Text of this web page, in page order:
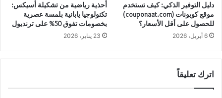
دليل التوفير الذكي: كيف تستخدم
موقع كوبونات (couponaat.com)
للحصول على أقل الأسعار؟
6 أبريل، 2026
أحذية رياضية من تشكيلة أسيكس:
تكنولوجيا يابانية بلمسة عصرية
بخصومات تفوق 50% على ترنديول
23 يناير، 2026
اترك تعليقاً